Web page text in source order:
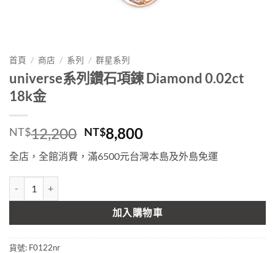
首頁 / 商店 / 系列 / 群星系列
universe系列鑽石項鍊 Diamond 0.02ct
18k金
NT$12,200 原
始
價
NT$8,800目
前
價
全店，全館消費，滿6500元台灣本島及外島免運
加入購物車
貨號: F0122nr